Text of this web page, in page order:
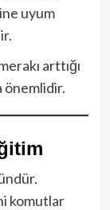
uyum
arttığı
önemlidir.
komutlar